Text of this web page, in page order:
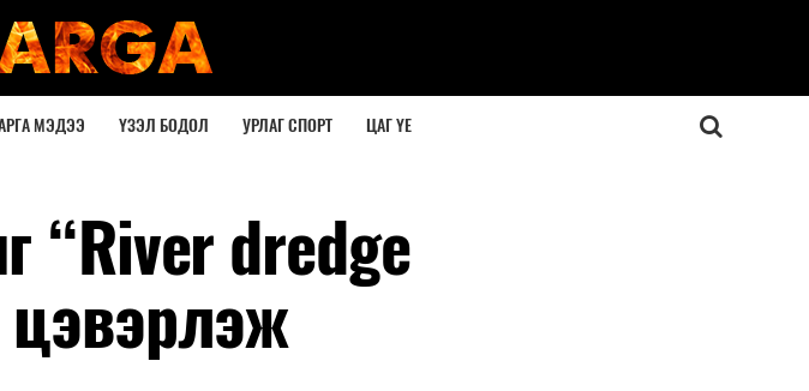
МЭДЭЭ ҮЗЭЛ БОДОЛ УРЛАГ СПОРТ ЦАГ ҮЕ
“River dredge
цэвэрлэж